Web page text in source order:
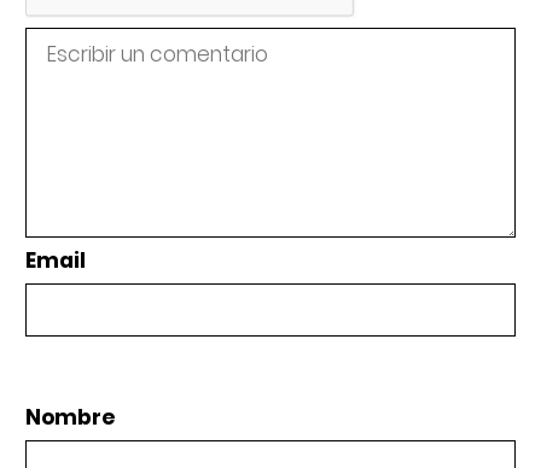
Email
Nombre